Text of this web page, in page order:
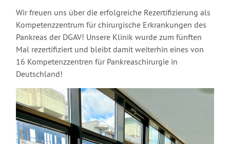
Wir freuen uns über die erfolgreiche Rezertifizierung als
Kompetenzzentrum für chirurgische Erkrankungen des
Pankreas der DGAV! Unsere Klinik wurde zum fünften
Mal rezertifiziert und bleibt damit weiterhin eines von
16 Kompetenzzentren für Pankreaschirurgie in
Deutschland!